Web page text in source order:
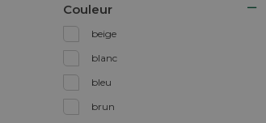
Couleur
beige
blanc
bleu
brun